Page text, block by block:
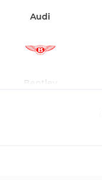
Audi
Bentley